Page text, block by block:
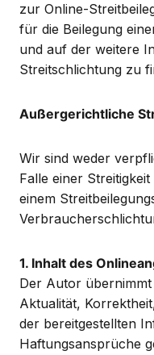
zur Online-
für die Beilegung
und auf der weitere
Streitschlichtung zu
Außergerichtliche
Wir sind weder
Falle einer
einem
1. Inhalt des
Der Autor
Aktualität,
der bereitgestellten
Haftungsansprüche